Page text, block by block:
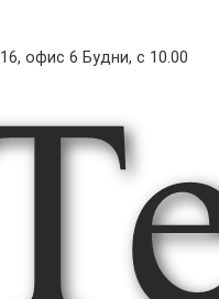
офис 6 Будни, с 10.00